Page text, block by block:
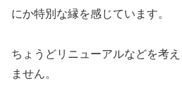
にか特別な縁を感じています。
ちょうどリニューアルなどを考
ません。